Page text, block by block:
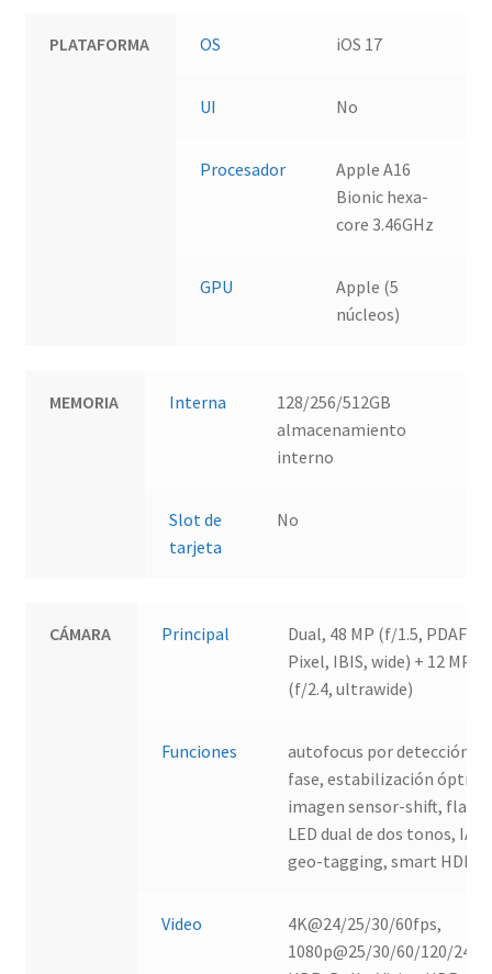
PLATAFORMA OS iOS 17
UI No
Procesador
Apple A16
Bionic hexa-
core 3.46GHz
GPU
Apple (5
núcleos)
MEMORIA Interna
128/256/512GB
almacenamiento
interno
Slot de
tarjeta
No
CÁMARA Principal
Dual, 48 MP (f/1.5, PDAF
Pixel, IBIS, wide) + 12 MP
(f/2.4, ultrawide)
Funciones
autofocus por detección de
fase, estabilización óptica
imagen sensor-shift, flash
LED dual de dos tonos, IA,
geo-tagging, smart HDR
Video
4K@24/25/30/60fps,
1080p@25/30/60/120/